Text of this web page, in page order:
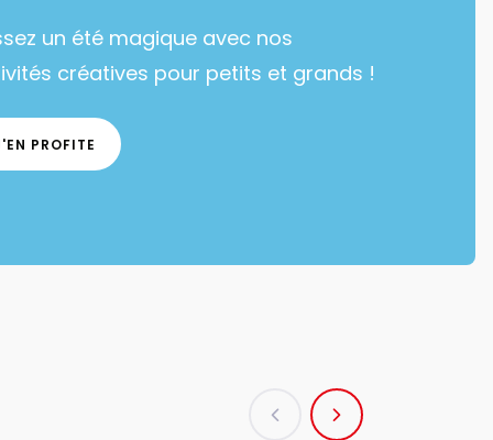
un été magique avec nos
créatives pour petits et grands !
PROFITE